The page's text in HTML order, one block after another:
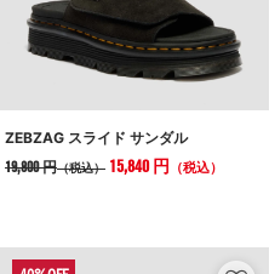
ZEBZAG スライド サンダル
19,800 円（税込） 15,840 円 （税込）